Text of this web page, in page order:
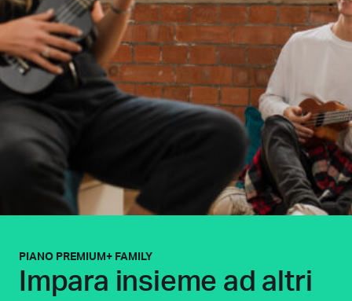
PIANO PREMIUM+ FAMILY
Impara insieme ad altri